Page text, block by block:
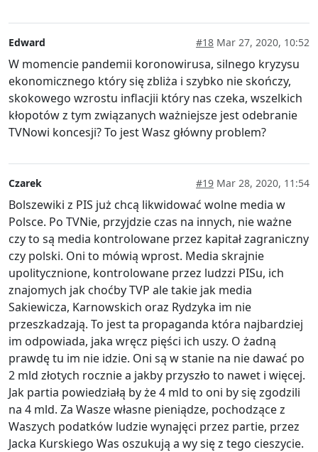
Edward #18 Mar 27, 2020, 10:52
W momencie pandemii koronowirusa, silnego kryzysu
ekonomicznego który się zbliża i szybko nie skończy,
skokowego wzrostu inflacjii który nas czeka, wszelkich
kłopotów z tym związanych ważniejsze jest odebranie
TVNowi koncesji? To jest Wasz główny problem?
Czarek #19 Mar 28, 2020, 11:54
Bolszewiki z PIS już chcą likwidować wolne media w
Polsce. Po TVNie, przyjdzie czas na innych, nie ważne
czy to są media kontrolowane przez kapitał zagraniczny
czy polski. Oni to mówią wprost. Media skrajnie
upolitycznione, kontrolowane przez ludzzi PISu, ich
znajomych jak choćby TVP ale takie jak media
Sakiewicza, Karnowskich oraz Rydzyka im nie
przeszkadzają. To jest ta propaganda która najbardziej
im odpowiada, jaka wręcz pięści ich uszy. O żadną
prawdę tu im nie idzie. Oni są w stanie na nie dawać po
2 mld złotych rocznie a jakby przyszło to nawet i więcej.
Jak partia powiedziałą by że 4 mld to oni by się zgodzili
na 4 mld. Za Wasze własne pieniądze, pochodzące z
Waszych podatków ludzie wynajęci przez partie, przez
Jacka Kurskiego Was oszukują a wy się z tego cieszycie.